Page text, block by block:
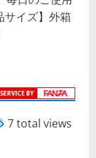
サイズ】外箱
7 total views